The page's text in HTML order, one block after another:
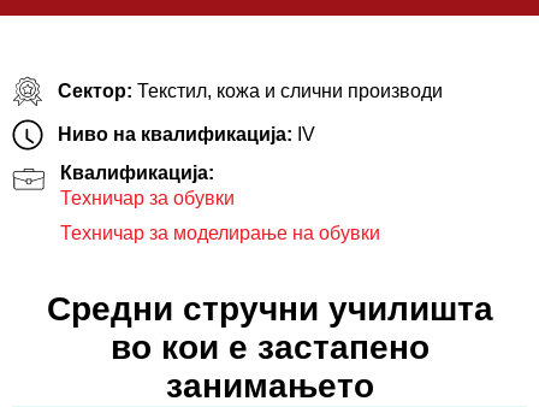
Сектор: Текстил, кожа и слични производи
Ниво на квалификација: IV
Квалификација:
Техничар за обувки
Техничар за моделирање на обувки
Средни стручни училишта
во кои е застапено
занимањето